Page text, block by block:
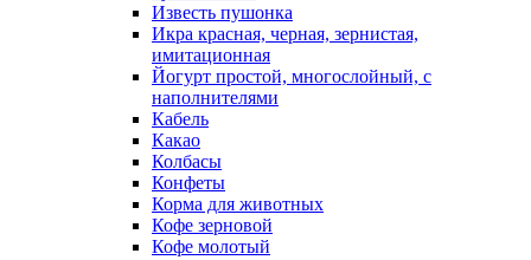
Известь пушонка
Икра красная, черная, зернистая,
имитационная
Йогурт простой, многослойный, с
наполнителями
Кабель
Какао
Колбасы
Конфеты
Корма для животных
Кофе зерновой
Кофе молотый